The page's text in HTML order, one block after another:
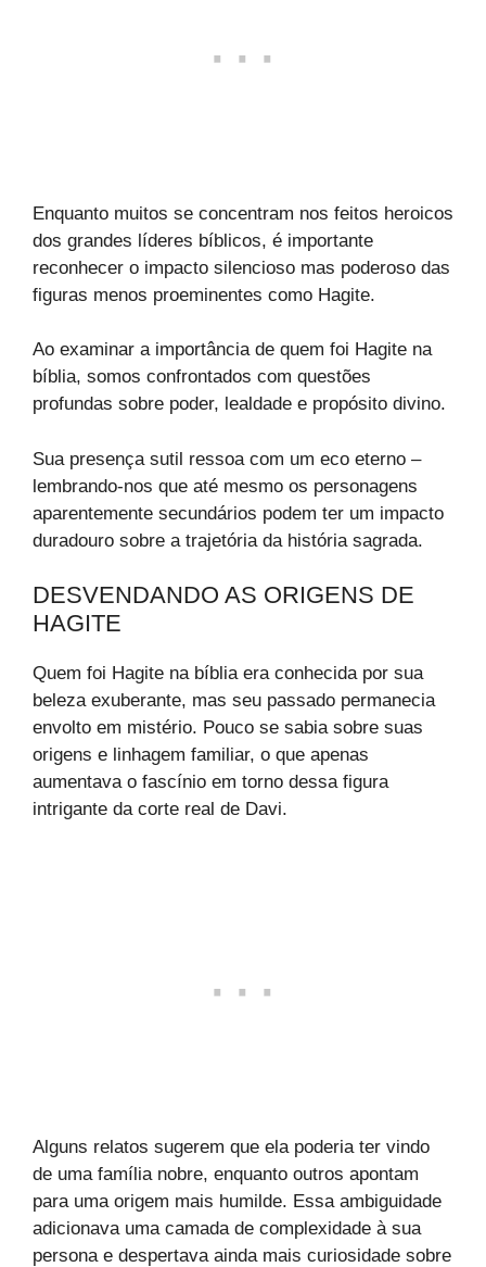
Enquanto muitos se concentram nos feitos heroicos
dos grandes líderes bíblicos, é importante
reconhecer o impacto silencioso mas poderoso das
figuras menos proeminentes como Hagite.
Ao examinar a importância de quem foi Hagite na
bíblia, somos confrontados com questões
profundas sobre poder, lealdade e propósito divino.
Sua presença sutil ressoa com um eco eterno –
lembrando-nos que até mesmo os personagens
aparentemente secundários podem ter um impacto
duradouro sobre a trajetória da história sagrada.
DESVENDANDO AS ORIGENS DE
HAGITE
Quem foi Hagite na bíblia era conhecida por sua
beleza exuberante, mas seu passado permanecia
envolto em mistério. Pouco se sabia sobre suas
origens e linhagem familiar, o que apenas
aumentava o fascínio em torno dessa figura
intrigante da corte real de Davi.
Alguns relatos sugerem que ela poderia ter vindo
de uma família nobre, enquanto outros apontam
para uma origem mais humilde. Essa ambiguidade
adicionava uma camada de complexidade à sua
persona e despertava ainda mais curiosidade sobre